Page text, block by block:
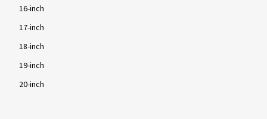
16-inch
17-inch
18-inch
19-inch
20-inch